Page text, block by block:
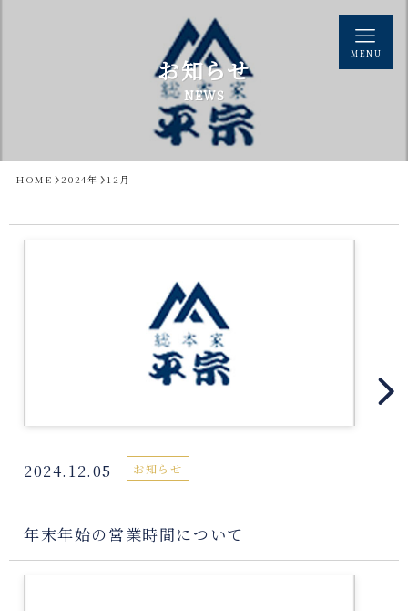
MENU
お知らせ
NEWS
HOME 2024年 12月
2024.12.05 お知らせ
年末年始の営業時間について